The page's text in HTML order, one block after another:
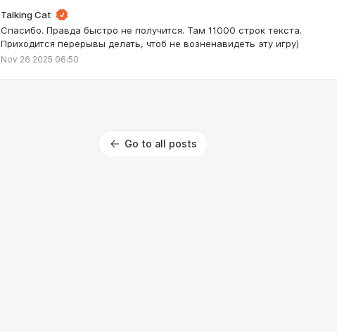
Talking Cat
Спасибо. Правда быстро не получится. Там 11000 строк текста.
Приходится перерывы делать, чтоб не возненавидеть эту игру)
Nov 26 2025 06:50
Go to all posts